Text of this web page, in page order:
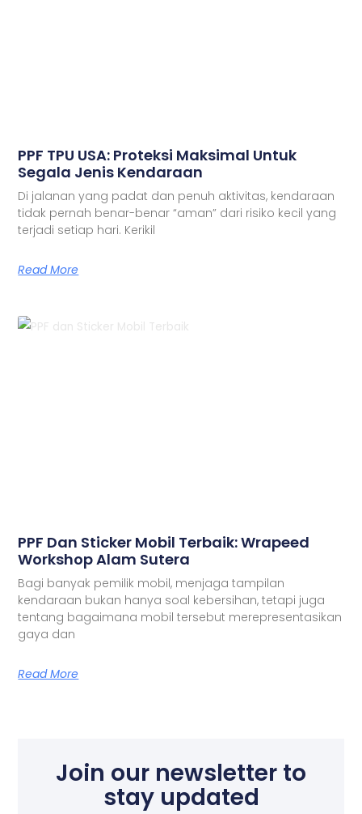
PPF TPU USA: Proteksi Maksimal Untuk
Segala Jenis Kendaraan
Di jalanan yang padat dan penuh aktivitas, kendaraan
tidak pernah benar-benar “aman” dari risiko kecil yang
terjadi setiap hari. Kerikil
Read More
PPF Dan Sticker Mobil Terbaik: Wrapeed
Workshop Alam Sutera
Bagi banyak pemilik mobil, menjaga tampilan
kendaraan bukan hanya soal kebersihan, tetapi juga
tentang bagaimana mobil tersebut merepresentasikan
gaya dan
Read More
Join our newsletter to
stay updated